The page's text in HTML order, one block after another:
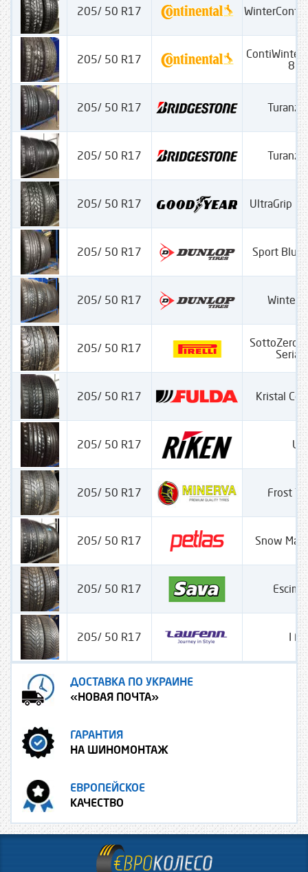
205/ 50 R17
205/ 50 R17
205/ 50 R17
205/ 50 R17
205/ 50 R17 UltraGrip
205/ 50 R17 Sport Blue
205/ 50 R17 Winter
205/ 50 R17
SottoZero
Seria
205/ 50 R17 Kristal
205/ 50 R17
205/ 50 R17 Frost
205/ 50 R17 Snow
205/ 50 R17
205/ 50 R17 I
ДОСТАВКА ПО УКРАИНЕ
«НОВАЯ ПОЧТА»
ГАРАНТИЯ
НА ШИНОМОНТАЖ
ЕВРОПЕЙСКОЕ
КАЧЕСТВО